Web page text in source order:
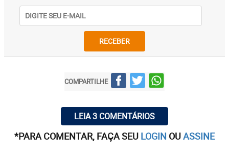
RECEBER
COMPARTILHE
LEIA 3 COMENTÁRIOS
*PARA COMENTAR, FAÇA SEU LOGIN OUASSINE